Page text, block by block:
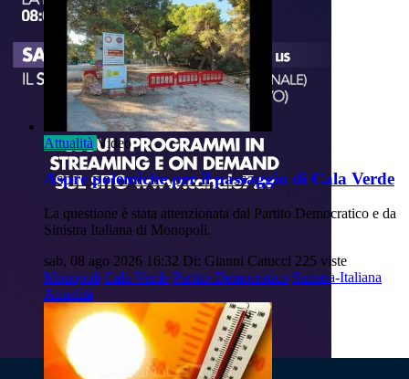
Attualità Video
Aspre polemiche per il passaggio di Cala Verde
La questione è stata attenzionata dal Partito Democratico e da
Sinistra Italiana di Monopoli.
sab, 08 ago 2026 16:32 Di: Gianni Catucci 225 viste
Monopoli Cala-Verde Partito-Democratico Sinistra-Italiana
Attualità